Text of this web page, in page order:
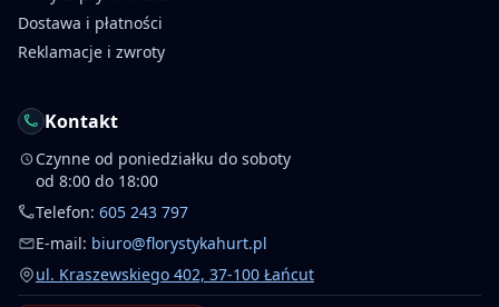
Dostawa i płatności
Reklamacje i zwroty
Kontakt
Czynne od poniedziałku do soboty
od 8:00 do 18:00
Telefon: 605 243 797
E-mail: biuro@florystykahurt.pl
ul. Kraszewskiego 402, 37-100 Łańcut